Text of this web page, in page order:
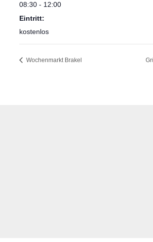
08:30 - 12:00
Eintritt:
kostenlos
Wochenmarkt Brakel